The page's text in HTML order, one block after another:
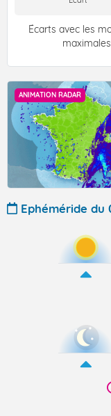
Écarts avec les
ANIMATION RADAR
Ephéméride du